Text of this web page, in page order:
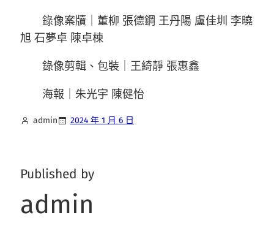
錄像案牘｜董柳 張德鋼 王丹陽 盧佳圳 李曉
旭 石夢卓 陳卓棟
錄像剪輯、包裝｜王綺靜 張惠鑫
海報｜朱光宇 陳健怡
admin 2024 年 1 月 6 日
Published by
admin